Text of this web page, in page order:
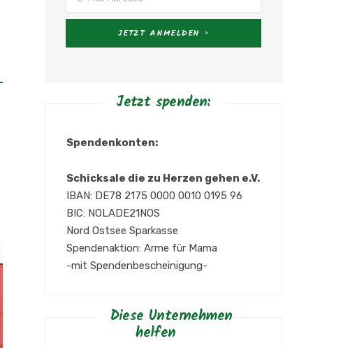
Jetzt spenden:
Spendenkonten:
Schicksale die zu Herzen gehen e.V.
IBAN: DE78 2175 0000 0010 0195 96
BIC: NOLADE21NOS
Nord Ostsee Sparkasse
Spendenaktion: Arme für Mama
-mit Spendenbescheinigung-
Diese Unternehmen
helfen